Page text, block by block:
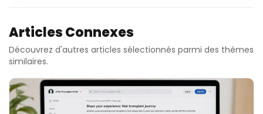
Articles Connexes
Découvrez d'autres articles sélectionnés parmi des thèmes
similaires.